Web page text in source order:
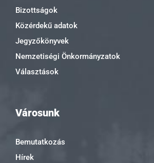
Bizottságok
Közérdekű adatok
Jegyzőkönyvek
Nemzetiségi Önkormányzatok
Választások
Városunk
Bemutatkozás
Hírek